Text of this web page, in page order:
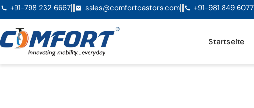
+91-798 232 6667 sales@comfortcastors.com +91-981 849 6077
Startseite